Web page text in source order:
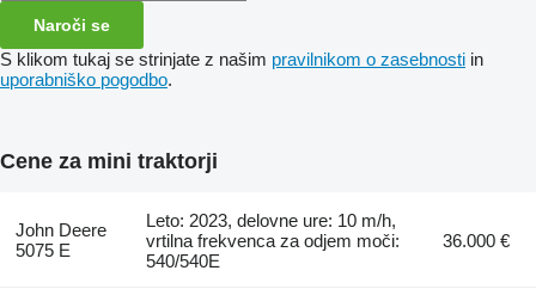
Naroči se
S klikom tukaj se strinjate z našim pravilnikom o zasebnosti in
uporabniško pogodbo.
Cene za mini traktorji
John Deere
5075 E
Leto: 2023, delovne ure: 10 m/h,
vrtilna frekvenca za odjem moči:
540/540E
36.000 €